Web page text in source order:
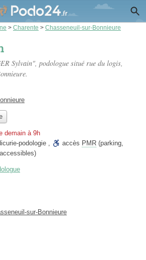
> Charente > Chasseneuil-sur-Bonnieure
Sylvain", podologue situé rue du logis,
demain à 9h
podologie , accès PMR (parking,
sur-Bonnieure